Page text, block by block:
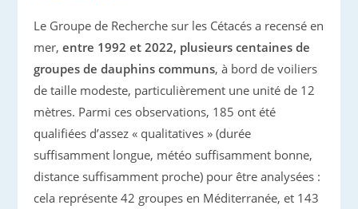
Le Groupe de Recherche sur les Cétacés a recensé en
mer,entre 1992 et 2022, plusieurs centaines de
groupes de dauphins communs, à bord de voiliers
de taille modeste, particulièrement une unité de 12
mètres. Parmi ces observations, 185 ont été
qualifiées d’assez « qualitatives » (durée
suffisamment longue, météo suffisamment bonne,
distance suffisamment proche) pour être analysées :
cela représente 42 groupes en Méditerranée, et 143